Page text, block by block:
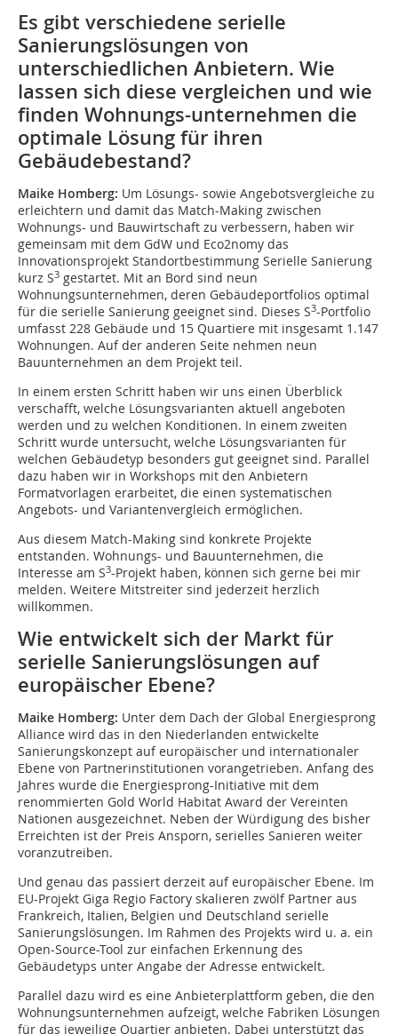
Es gibt verschiedene serielle
Sanierungslösungen von
unterschiedlichen Anbietern. Wie
lassen sich diese vergleichen und wie
finden Wohnungs-unternehmen die
optimale Lösung für ihren
Gebäudebestand?
Maike Homberg: Um Lösungs- sowie Angebotsvergleiche zu
erleichtern und damit das Match-Making zwischen
Wohnungs- und Bauwirtschaft zu verbessern, haben wir
gemeinsam mit dem GdW und Eco2nomy das
Innovationsprojekt Standortbestimmung Serielle Sanierung
kurz S3 gestartet. Mit an Bord sind neun
Wohnungsunternehmen, deren Gebäudeportfolios optimal
für die serielle Sanierung geeignet sind. Dieses S3-Portfolio
umfasst 228 Gebäude und 15 Quartiere mit insgesamt 1.147
Wohnungen. Auf der anderen Seite nehmen neun
Bauunternehmen an dem Projekt teil.
In einem ersten Schritt haben wir uns einen Überblick
verschafft, welche Lösungsvarianten aktuell angeboten
werden und zu welchen Konditionen. In einem zweiten
Schritt wurde untersucht, welche Lösungsvarianten für
welchen Gebäudetyp besonders gut geeignet sind. Parallel
dazu haben wir in Workshops mit den Anbietern
Formatvorlagen erarbeitet, die einen systematischen
Angebots- und Variantenvergleich ermöglichen.
Aus diesem Match-Making sind konkrete Projekte
entstanden. Wohnungs- und Bauunternehmen, die
Interesse am S3-Projekt haben, können sich gerne bei mir
melden. Weitere Mitstreiter sind jederzeit herzlich
willkommen.
Wie entwickelt sich der Markt für
serielle Sanierungslösungen auf
europäischer Ebene?
Maike Homberg: Unter dem Dach der Global Energiesprong
Alliance wird das in den Niederlanden entwickelte
Sanierungskonzept auf europäischer und internationaler
Ebene von Partnerinstitutionen vorangetrieben. Anfang des
Jahres wurde die Energiesprong-Initiative mit dem
renommierten Gold World Habitat Award der Vereinten
Nationen ausgezeichnet. Neben der Würdigung des bisher
Erreichten ist der Preis Ansporn, serielles Sanieren weiter
voranzutreiben.
Und genau das passiert derzeit auf europäischer Ebene. Im
EU-Projekt Giga Regio Factory skalieren zwölf Partner aus
Frankreich, Italien, Belgien und Deutschland serielle
Sanierungslösungen. Im Rahmen des Projekts wird u. a. ein
Open-Source-Tool zur einfachen Erkennung des
Gebäudetyps unter Angabe der Adresse entwickelt.
Parallel dazu wird es eine Anbieterplattform geben, die den
Wohnungsunternehmen aufzeigt, welche Fabriken Lösungen
für das jeweilige Quartier anbieten. Dabei unterstützt das